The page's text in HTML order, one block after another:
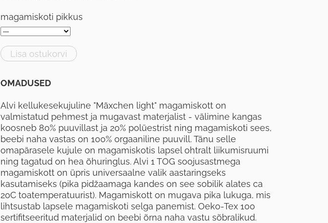
magamiskoti pikkus
Lisa ostukorvi
OMADUSED
Alvi kellukesekujuline "Mäxchen light" magamiskott on
valmistatud pehmest ja mugavast materjalist - välimine kangas
koosneb 80% puuvillast ja 20% polüestrist ning magamiskoti sees,
beebi naha vastas on 100% orgaaniline puuvill. Tänu selle
omapärasele kujule on magamiskotis lapsel ohtralt liikumisruumi
ning tagatud on hea õhuringlus. Alvi 1 TOG soojusastmega
magamiskott on üpris universaalne valik aastaringseks
kasutamiseks (pika pidžaamaga kandes on see sobilik alates ca
20C toatemperatuurist). Magamiskott on mugava pika lukuga, mis
lihtsustab lapsele magamiskoti selga panemist. Oeko-Tex 100
sertifitseeritud materjalid on beebi õrna naha vastu sõbralikud.